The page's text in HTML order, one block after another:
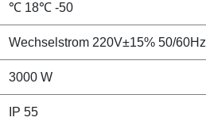
℃ 18℃ -50
Wechselstrom 220V±15% 50/60Hz
3000 W
IP 55